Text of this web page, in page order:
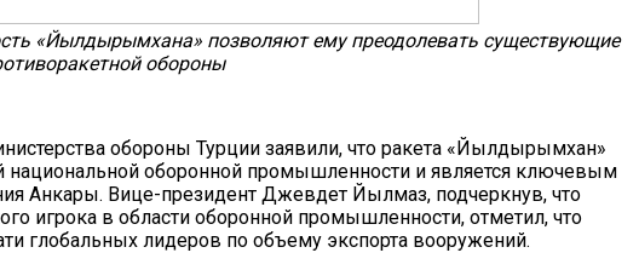
«Йылдырымхана» позволяют ему преодолевать существующие
обороны
обороны Турции заявили, что ракета «Йылдырымхан»
оборонной промышленности и является ключевым
Анкары. Вице-президент Джевдет Йылмаз, подчеркнув, что
игрока в области оборонной промышленности, отметил, что
глобальных лидеров по объему экспорта вооружений.